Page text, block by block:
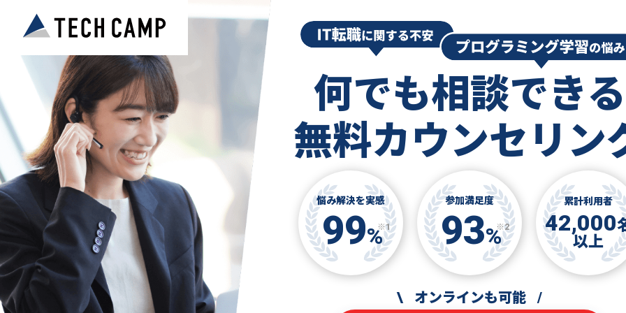
何でも相談できる
無料カウンセリン
悩み解決を実感
99%※1
参加満足度
93%※2
累計利用者
42,000
以上
\ オンラインも可能 /